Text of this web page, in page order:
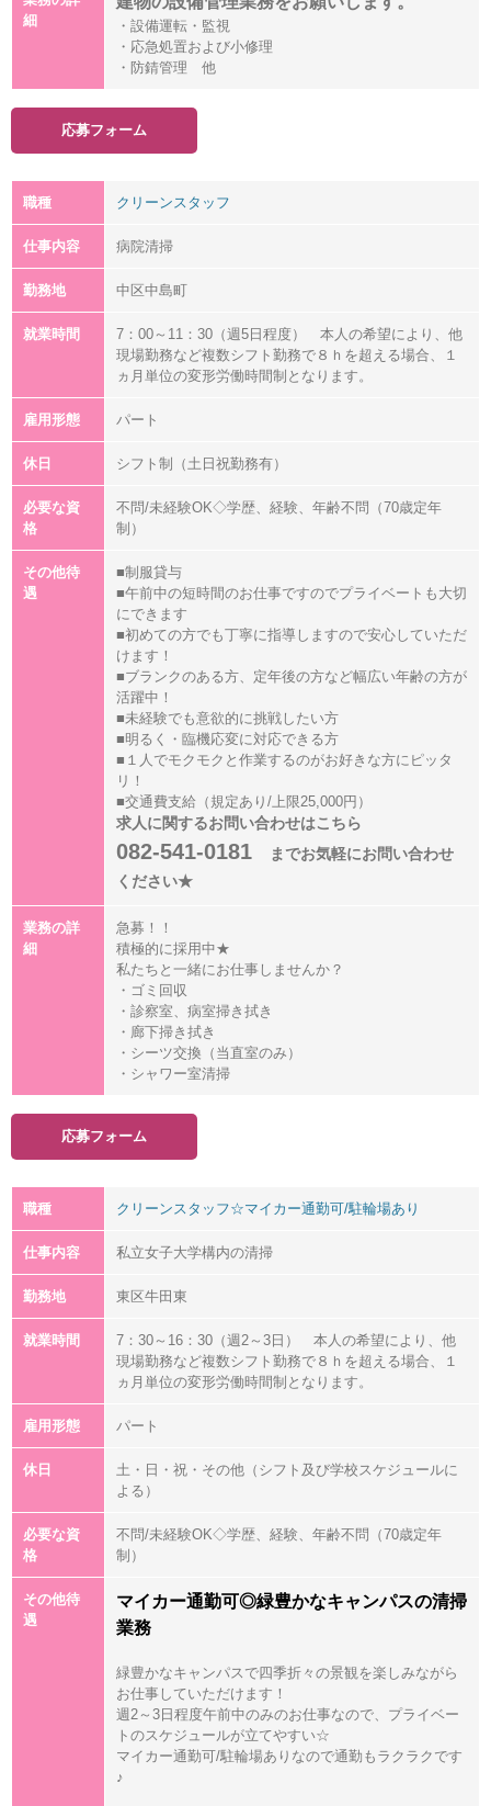
細
・設備運転・監視
・応急処置および小修理
・防錆管理 他
応募フォーム
職種 クリーンスタッフ
仕事内容 病院清掃
勤務地 中区中島町
就業時間
7：00～11：30（週5日程度） 本人の希望により、他
現場勤務など複数シフト勤務で８ｈを超える場合、１
ヵ月単位の変形労働時間制となります。
雇用形態 パート
休日 シフト制（土日祝勤務有）
必要な資
格
不問/未経験OK◇学歴、経験、年齢不問（70歳定年
制）
その他待
遇
■制服貸与
■午前中の短時間のお仕事ですのでプライベートも大切
にできます
■初めての方でも丁寧に指導しますので安心していただ
けます！
■ブランクのある方、定年後の方など幅広い年齢の方が
活躍中！
■未経験でも意欲的に挑戦したい方
■明るく・臨機応変に対応できる方
■１人でモクモクと作業するのがお好きな方にピッタ
リ！
■交通費支給（規定あり/上限25,000円）
求人に関するお問い合わせはこちら
082-541-0181
までお気軽にお問い合わせ
ください★
業務の詳
細
急募！！
積極的に採用中★
私たちと一緒にお仕事しませんか？
・ゴミ回収
・診察室、病室掃き拭き
・廊下掃き拭き
・シーツ交換（当直室のみ）
・シャワー室清掃
応募フォーム
職種 クリーンスタッフ☆マイカー通勤可/駐輪場あり
仕事内容 私立女子大学構内の清掃
勤務地 東区牛田東
就業時間
7：30～16：30（週2～3日） 本人の希望により、他
現場勤務など複数シフト勤務で８ｈを超える場合、１
ヵ月単位の変形労働時間制となります。
雇用形態 パート
休日
土・日・祝・その他（シフト及び学校スケジュールに
よる）
必要な資
格
不問/未経験OK◇学歴、経験、年齢不問（70歳定年
制）
その他待
遇
マイカー通勤可◎緑豊かなキャンパスの清掃
業務
緑豊かなキャンパスで四季折々の景観を楽しみながら
お仕事していただけます！
週2～3日程度午前中のみのお仕事なので、プライベー
トのスケジュールが立てやすい☆
マイカー通勤可/駐輪場ありなので通勤もラクラクです
♪